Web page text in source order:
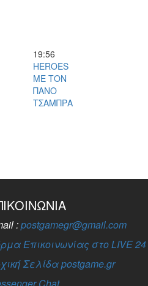
19:56
HEROES
ΜΕ ΤΟΝ
ΠΑΝΟ
ΤΣΑΜΠΡΑ
:postgamegr@gmail.com
Επικοινωνίας στο LIVE 24
Σελίδα postgame.gr
Chat